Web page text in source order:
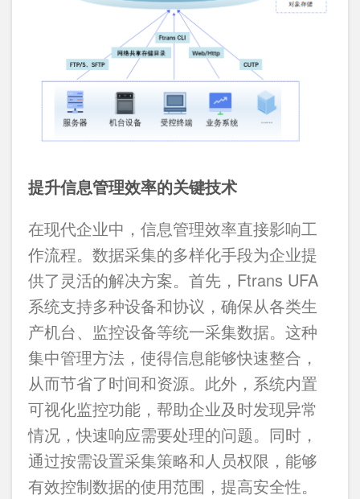
提升信息管理效率的关键技术
在现代企业中，信息管理效率直接影响工
作流程。数据采集的多样化手段为企业提
供了灵活的解决方案。首先，Ftrans UFA
系统支持多种设备和协议，确保从各类生
产机台、监控设备等统一采集数据。这种
集中管理方法，使得信息能够快速整合，
从而节省了时间和资源。此外，系统内置
可视化监控功能，帮助企业及时发现异常
情况，快速响应需要处理的问题。同时，
通过按需设置采集策略和人员权限，能够
有效控制数据的使用范围，提高安全性。